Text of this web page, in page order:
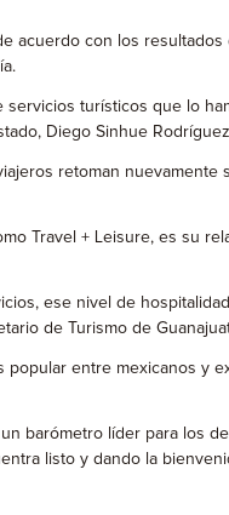
acuerdo con los
turísticos que lo
Diego Sinhue
retoman nuevamente
Travel + Leisure, es su
ese nivel de
de Turismo de
entre mexicanos y
barómetro líder para los
listo y dando la